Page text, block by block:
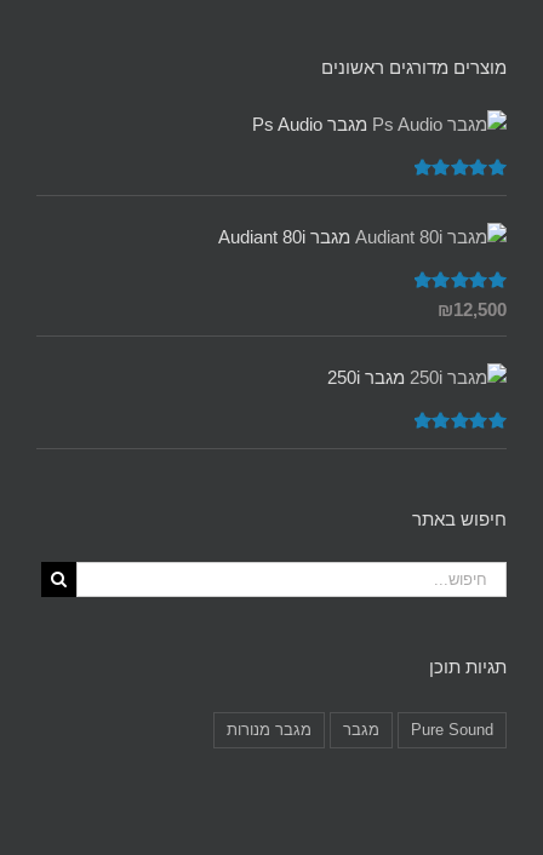
מוצרים מדורגים ראשונים
מגבר Ps Audio
דורג5.00
מגבר Audiant 80i
דורג5.00
₪12,500
מגבר 250i
דורג5.00
חיפוש באתר
תגיות תוכן
Pure Sound מגבר מגבר מנורות